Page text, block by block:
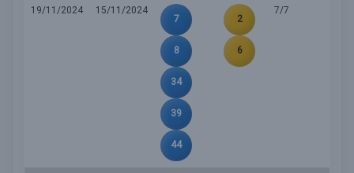
19/11/2024
15/11/2024
7
8
34
39
44
2
6
7/7